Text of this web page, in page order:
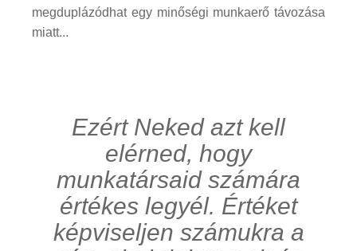
megduplázódhat egy minőségi munkaerő távozása
miatt...
Ezért Neked azt kell
elérned, hogy
munkatársaid számára
értékes legyél. Értéket
képviseljen számukra a